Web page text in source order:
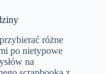
różne
po nietypowe
na